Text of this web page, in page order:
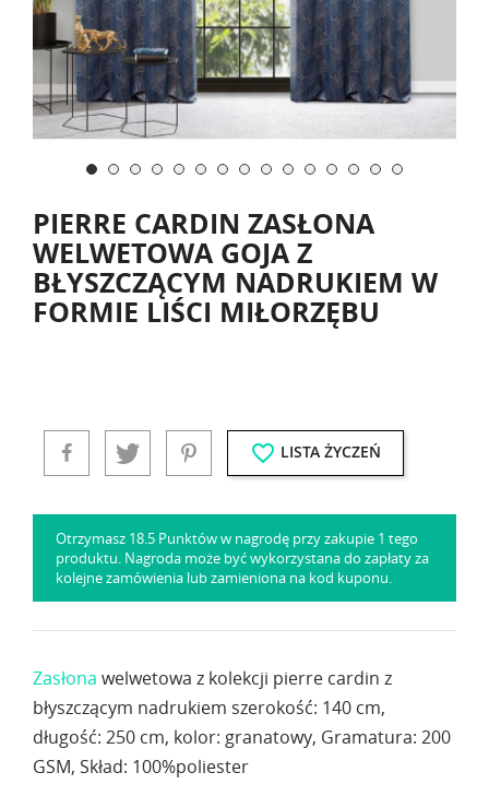
PIERRE CARDIN ZASŁONA
WELWETOWA GOJA Z
BŁYSZCZĄCYM NADRUKIEM W
FORMIE LIŚCI MIŁORZĘBU
favorite_border LISTA ŻYCZEŃ
Otrzymasz 18.5 Punktów w nagrodę przy zakupie 1 tego
produktu. Nagroda może być wykorzystana do zapłaty za
kolejne zamówienia lub zamieniona na kod kuponu.
Zasłona welwetowa z kolekcji pierre cardin z
błyszczącym nadrukiem szerokość: 140 cm,
długość: 250 cm, kolor: granatowy, Gramatura: 200
GSM, Skład: 100%poliester